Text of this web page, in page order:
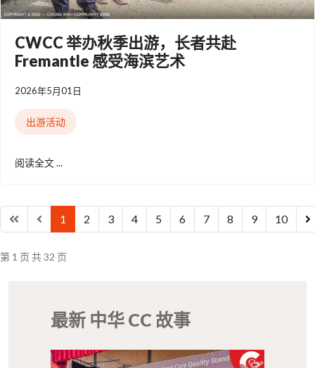
CWCC 举办秋季出游，长者共赴
Fremantle 感受海滨艺术
2026年5月01日
出游活动
阅读全文 ...
1 2 3 4 5 6 7 8 9 10
第 1 页 共 32 页
最新 中华 CC 故事